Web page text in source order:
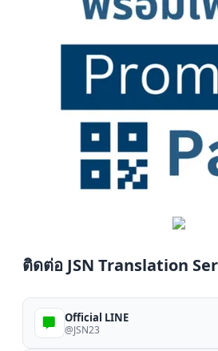
ติดต่อ JSN Translation
Official LINE
@JSN23